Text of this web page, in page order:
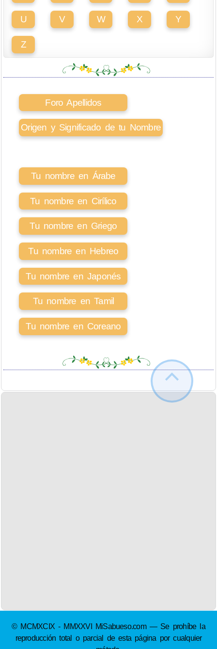
U V W X Y
Z
Foro Apellidos
Origen y Significado de tu Nombre
Tu nombre en Árabe
Tu nombre en Cirílico
Tu nombre en Griego
Tu nombre en Hebreo
Tu nombre en Japonés
Tu nombre en Tamil
Tu nombre en Coreano
© MCMXCIX - MMXXVI MiSabueso.com — Se prohíbe la
reproducción total o parcial de esta página por cualquier